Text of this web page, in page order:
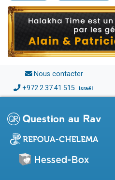
Nous contacter
+972.2.37.41.515 Israël